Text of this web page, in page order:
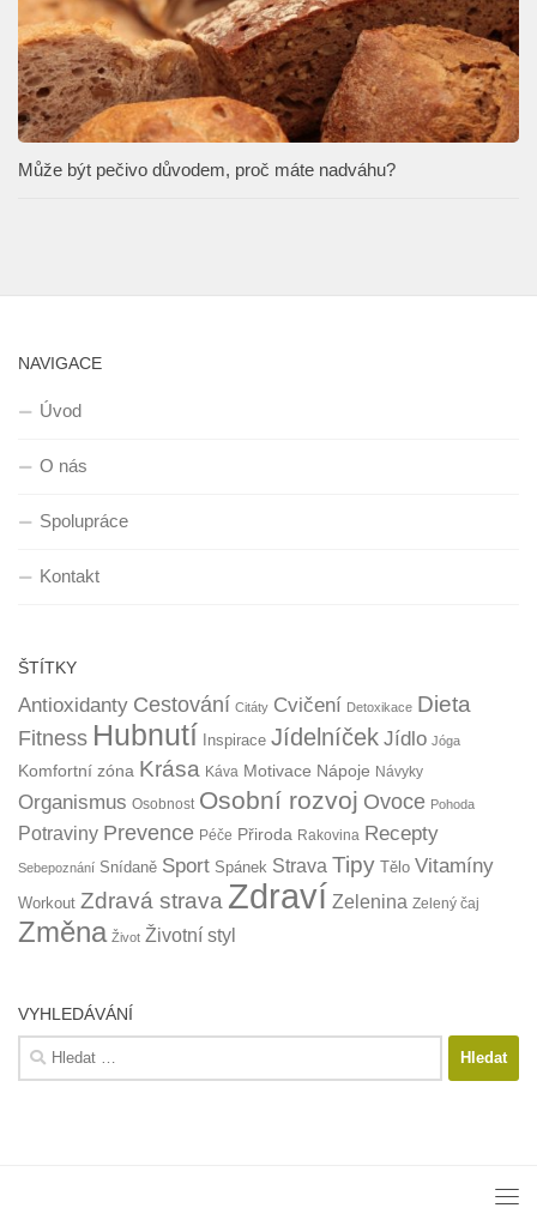
Může být pečivo důvodem, proč máte nadváhu?
NAVIGACE
Úvod
O nás
Spolupráce
Kontakt
ŠTÍTKY
Antioxidanty Cestování Citáty Cvičení Detoxikace Dieta
Fitness Hubnutí Inspirace Jídelníček Jídlo Jóga
Komfortní zóna Krása Káva Motivace Nápoje Návyky
Organismus Osobnost Osobní rozvoj Ovoce Pohoda
Potraviny Prevence Péče Přiroda Rakovina Recepty
Sebepoznání Snídaně Sport Spánek Strava Tipy Tělo Vitamíny
Workout Zdravá strava Zdraví Zelenina Zelený čaj
Změna Život Životní styl
VYHLEDÁVÁNÍ
Vyhledávání